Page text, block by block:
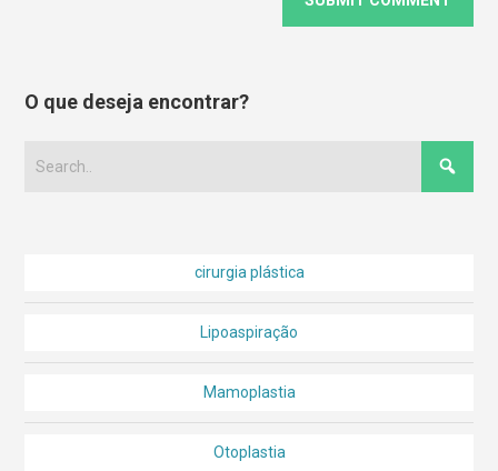
O que deseja encontrar?
cirurgia plástica
Lipoaspiração
Mamoplastia
Otoplastia